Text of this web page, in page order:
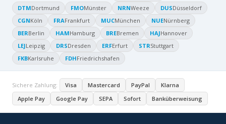
DTMDortmund FMOMünster NRNWeeze DUSDüsseldorf
CGNKöln FRAFrankfurt MUCMünchen NUENürnberg
BERBerlin HAMHamburg BREBremen HAJHannover
LEJLeipzig DRSDresden ERFErfurt STRStuttgart
FKBKarlsruhe FDHFriedrichshafen
Sichere Zahlung: Visa Mastercard PayPal
Klarna
Apple Pay
Google Pay SEPA Sofort Banküberweisung